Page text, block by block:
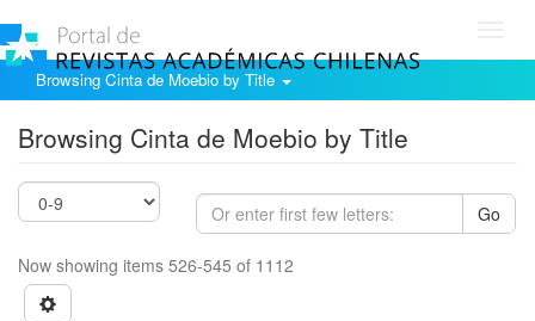
Browsing Cinta de Moebio by Title
Browsing Cinta de Moebio by Title
Go
Now showing items 526-545 of 1112